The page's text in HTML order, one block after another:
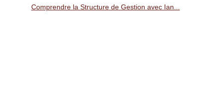
Comprendre la Structure de Gestion avec Ian...